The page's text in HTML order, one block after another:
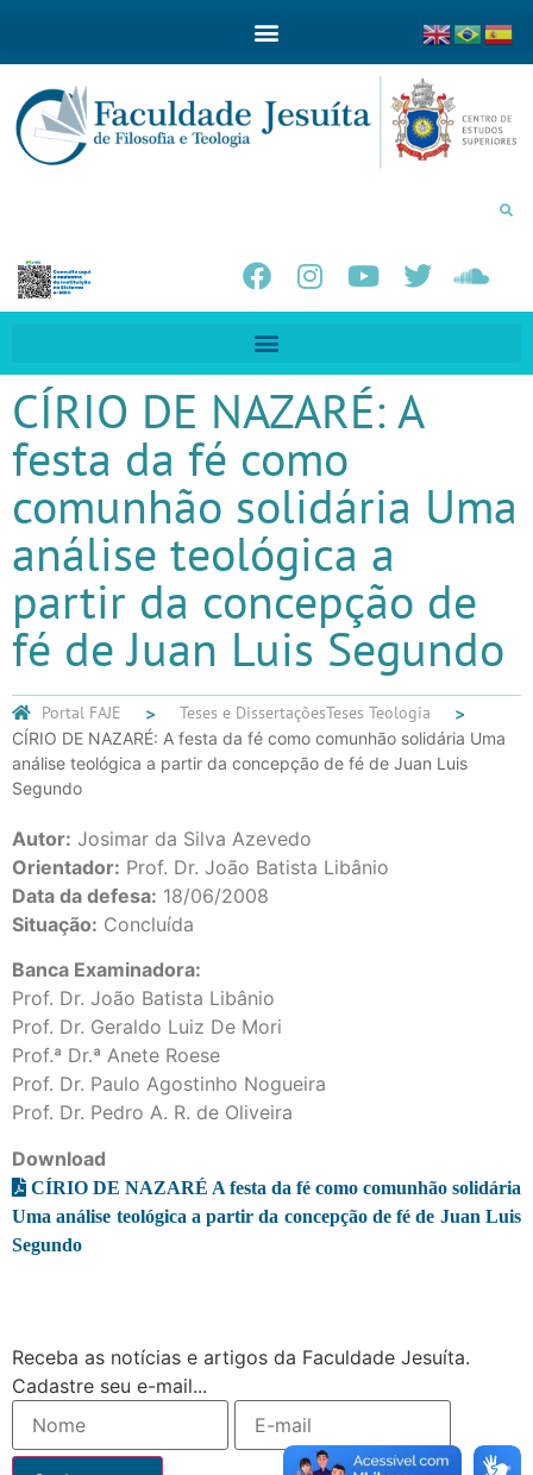
CÍRIO DE NAZARÉ: A
festa da fé como
comunhão solidária Uma
análise teológica a
partir da concepção de
fé de Juan Luis Segundo
Portal FAJE Teses e DissertaçõesTeses Teologia
CÍRIO DE NAZARÉ: A festa da fé como comunhão solidária Uma
análise teológica a partir da concepção de fé de Juan Luis
Segundo
Autor: Josimar da Silva Azevedo
Orientador: Prof. Dr. João Batista Libânio
Data da defesa: 18/06/2008
Situação: Concluída
Banca Examinadora:
Prof. Dr. João Batista Libânio
Prof. Dr. Geraldo Luiz De Mori
Prof.ª Dr.ª Anete Roese
Prof. Dr. Paulo Agostinho Nogueira
Prof. Dr. Pedro A. R. de Oliveira
Download
CÍRIO DE NAZARÉ A festa da fé como comunhão solidária
Uma análise teológica a partir da concepção de fé de Juan Luis
Segundo
Receba as notícias e artigos da Faculdade Jesuíta.
Cadastre seu e-mail...